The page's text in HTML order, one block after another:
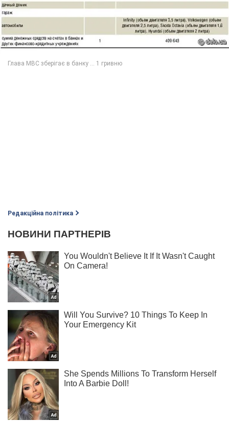
Редакційна політика